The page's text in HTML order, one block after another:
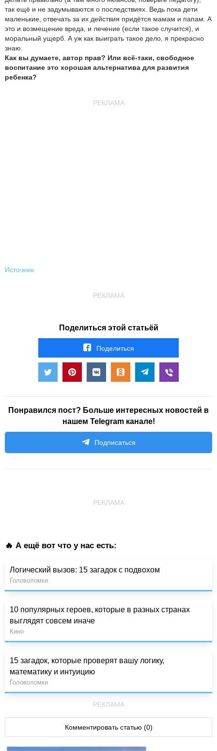
так ещё и не задумываются о последствиях. Ведь пока дети
маленькие, отвечать за их действия придётся мамам и папам. А
это и возмещение вреда, и лечение (если такое случится), и
моральный ущерб. А уж как выиграть такое дело, я прекрасно
знаю.
Как вы думаете, автор прав? Или всё-таки, свободное
воспитание это хорошая альтернатива для развития
ребенка?
РЕКЛАМА
Источник
РЕКЛАМА
Поделиться этой статьёй
Поделиться
Понравился пост? Больше интересных новостей в
нашем Telegram канале!
Подписаться
РЕКЛАМА
🔥 А ещё вот что у нас есть:
Логический вызов: 15 загадок с подвохом
Головоломки
10 популярных героев, которые в разных странах
выглядят совсем иначе
Кино
15 загадок, которые проверят вашу логику,
математику и интуицию
Головоломки
РЕКЛАМА
Комментировать статью (0)